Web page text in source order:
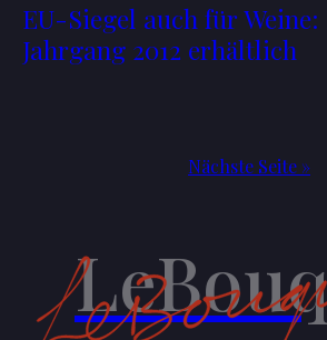
EU-Siegel auch für
Jahrgang 2012 erhältlich
Nächste Seite »